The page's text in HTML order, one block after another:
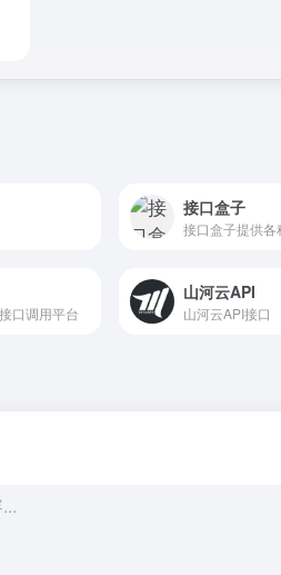
接口盒子
口调用平台
山河云API
山河云API接口